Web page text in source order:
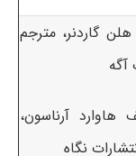
گاردنر، مترجم
آگه
هاوارد آرناسون،
نگاه